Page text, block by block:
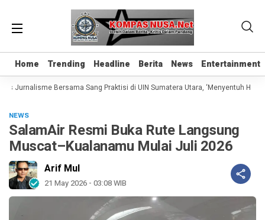
Home Trending Headline Berita News Entertainment
Home Trending Headline Berita News Entertainment
Jurnalisme Bersama Sang Praktisi di UIN Sumatera Utara, ‘Menyentuh Hati
NEWS
SalamAir Resmi Buka Rute Langsung
Muscat–Kualanamu Mulai Juli 2026
Arif Mul
21 May 2026 - 03:08 WIB